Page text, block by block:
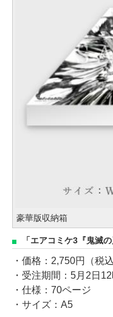
豪華版収納箱
「エアコミケ3『鬼滅
・価格：2,750円（税込
・受注期間：5月2日
・仕様：70ページ
・サイズ：A5